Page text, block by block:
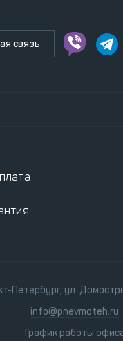
связь
Петербург, ул.
info@pnevmoteh.ru
График работы